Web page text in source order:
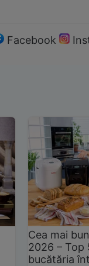
Facebook
Cea mai
2026 –
bucătăria